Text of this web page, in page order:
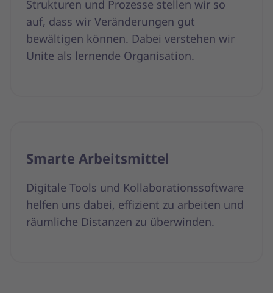
Strukturen und Prozesse stellen wir so
auf, dass wir Veränderungen gut
bewältigen können. Dabei verstehen wir
Unite als lernende Organisation.
Smarte Arbeitsmittel
Digitale Tools und Kollaborationssoftware
helfen uns dabei, effizient zu arbeiten und
räumliche Distanzen zu überwinden.